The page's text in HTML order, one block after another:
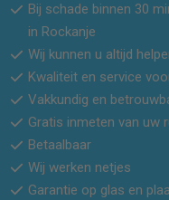
Bij schade binnen 30
in Rockanje
Wij kunnen u altijd
Kwaliteit en service
Vakkundig en
Gratis inmeten van uw
Betaalbaar
Wij werken netjes
Garantie op glas en